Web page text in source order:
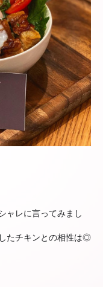
ャレに言ってみまし
たチキンとの相性は◎